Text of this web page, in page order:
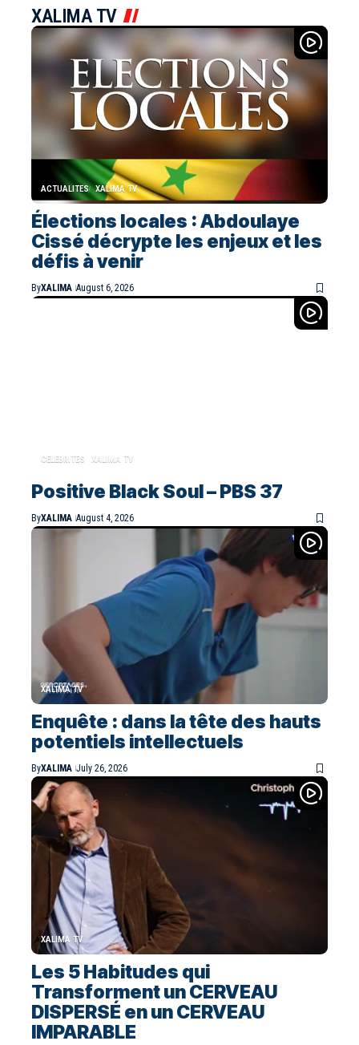
XALIMA TV
ACTUALITES XALIMA TV
Élections locales : Abdoulaye
Cissé décrypte les enjeux et les
défis à venir
ByXALIMA August 6, 2026
CELEBRITES XALIMA TV
Positive Black Soul – PBS 37
ByXALIMA August 4, 2026
XALIMA TV
Enquête : dans la tête des hauts
potentiels intellectuels
ByXALIMA July 26, 2026
XALIMA TV
Les 5 Habitudes qui
Transforment un CERVEAU
DISPERSÉ en un CERVEAU
IMPARABLE